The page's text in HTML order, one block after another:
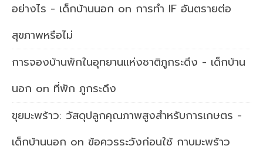
อย่างไร - เด็กบ้านนอก on การทำ IF อันตรายต่อ
สุขภาพหรือไม่
การจองบ้านพักในอุทยานแห่งชาติภูกระดึง - เด็กบ้าน
นอก on ที่พัก ภูกระดึง
ขุยมะพร้าว: วัสดุปลูกคุณภาพสูงสำหรับการเกษตร -
เด็กบ้านนอก on ข้อควรระวังก่อนใช้ กาบมะพร้าว